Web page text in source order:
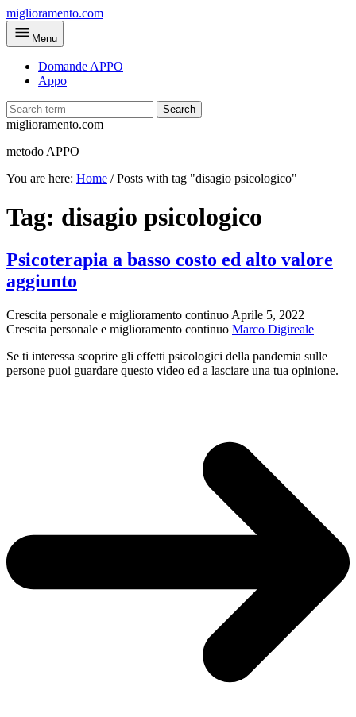
Skip
to
main
miglioramento.com
Menu
Domande APPO
Appo
Search
miglioramento.com
metodo APPO
You are here: Home /Posts with tag "disagio psicologico"
Tag: disagio psicologico
Psicoterapia a basso costo ed alto valore
aggiunto
Crescita personale e miglioramento continuo Aprile 5, 2022
Crescita personale e miglioramento continuo Marco Digireale
Se ti interessa scoprire gli effetti psicologici della pandemia sulle
persone puoi guardare questo video ed a lasciare una tua opinione.